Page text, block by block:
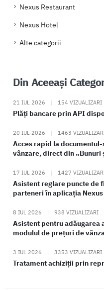
Nexus Restaurant
Nexus Hotel
Alte categorii
Din Aceeași
21 IUL 2026 | 154 VIZUALIZARI
Plăți bancare prin API
20 IUL 2026 | 1463
Acces rapid la
vânzare, direct din „Bunuri
17 IUL 2026 | 1427
Asistent reglare puncte de
parteneri în aplicația Nexus
8 IUL 2026 | 938 VIZUALIZARI
Asistent pentru adăugarea
modulul de prețuri de
3 IUL 2026 | 3353 VIZUALIZARI
Tratament achiziții prin